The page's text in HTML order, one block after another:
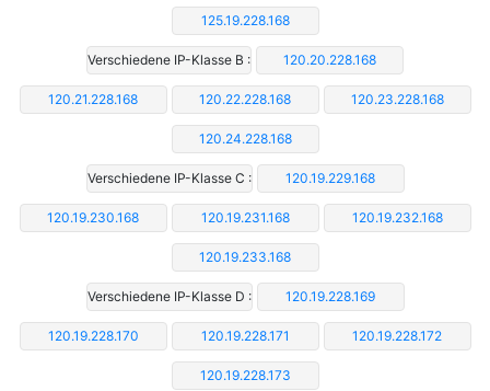
125.19.228.168
Verschiedene IP-Klasse B : 120.20.228.168
120.21.228.168 120.22.228.168 120.23.228.168
120.24.228.168
Verschiedene IP-Klasse C : 120.19.229.168
120.19.230.168 120.19.231.168 120.19.232.168
120.19.233.168
Verschiedene IP-Klasse D : 120.19.228.169
120.19.228.170 120.19.228.171 120.19.228.172
120.19.228.173